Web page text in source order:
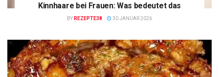
Kinnhaare bei Frauen: Was bedeutet das
BY REZEPTE38 30 JANUAR 2026